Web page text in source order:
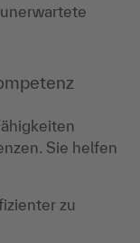
Sie helfen
zu